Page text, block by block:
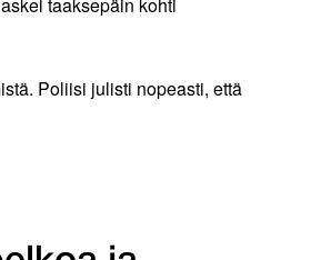
taaksepäin kohti
Poliisi julisti nopeasti, että